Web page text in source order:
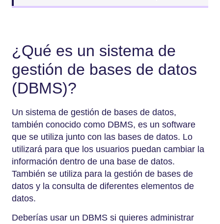
¿Qué es un sistema de
gestión de bases de datos
(DBMS)?
Un sistema de gestión de bases de datos,
también conocido como DBMS, es un software
que se utiliza junto con las bases de datos. Lo
utilizará para que los usuarios puedan cambiar la
información dentro de una base de datos.
También se utiliza para la gestión de bases de
datos y la consulta de diferentes elementos de
datos.
Deberías usar un DBMS si quieres administrar